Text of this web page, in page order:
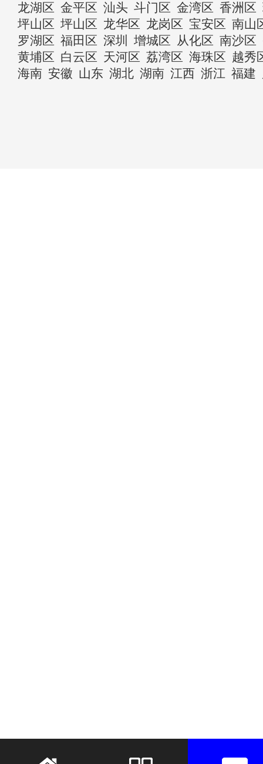
龙湖区 金平区 汕头 斗门区 金湾区 香洲区
坪山区 坪山区 龙华区 龙岗区 宝安区 南山
罗湖区 福田区 深圳 增城区 从化区 南沙区
黄埔区 白云区 天河区 荔湾区 海珠区 越秀
海南 安徽 山东 湖北 湖南 江西 浙江 福建